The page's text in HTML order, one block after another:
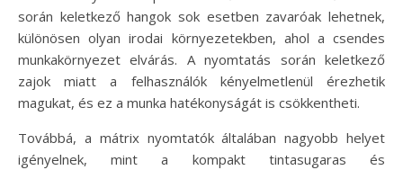
során keletkező hangok sok esetben zavaróak lehetnek,
különösen olyan irodai környezetekben, ahol a csendes
munkakörnyezet elvárás. A nyomtatás során keletkező
zajok miatt a felhasználók kényelmetlenül érezhetik
magukat, és ez a munka hatékonyságát is csökkentheti.
Továbbá, a mátrix nyomtatók általában nagyobb helyet
igényelnek, mint a kompakt tintasugaras és